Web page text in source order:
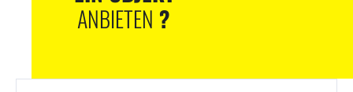
ANBIETEN ?